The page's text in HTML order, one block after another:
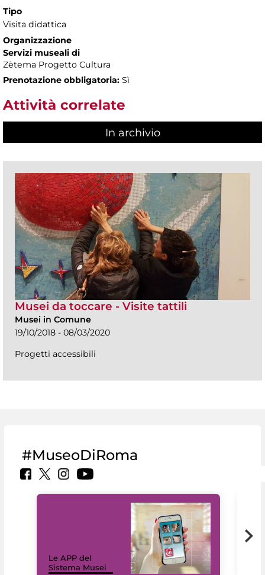
Tipo
Visita didattica
Organizzazione
Servizi museali di
Zètema Progetto Cultura
Prenotazione obbligatoria: Sì
Attività correlate
In archivio
Musei da toccare - Visite tattili
Musei in Comune
19/10/2018 - 08/03/2020
Progetti accessibili
#MuseoDiRoma
Le APP del
Sistema Musei